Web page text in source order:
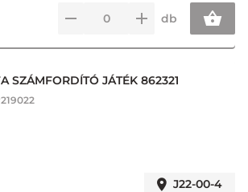
db
SZÁMFORDÍTÓ JÁTÉK 862321
219022
J22-00-4